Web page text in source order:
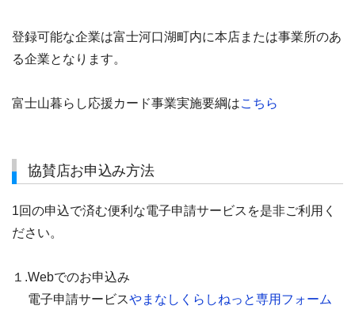
登録可能な企業は富士河口湖町内に本店または事業所のあ
る企業となります。
富士山暮らし応援カード事業実施要綱はこちら
協賛店お申込み方法
1回の申込で済む便利な電子申請サービスを是非ご利用く
ださい。
１.Webでのお申込み
電子申請サービスやまなしくらしねっと専用フォーム